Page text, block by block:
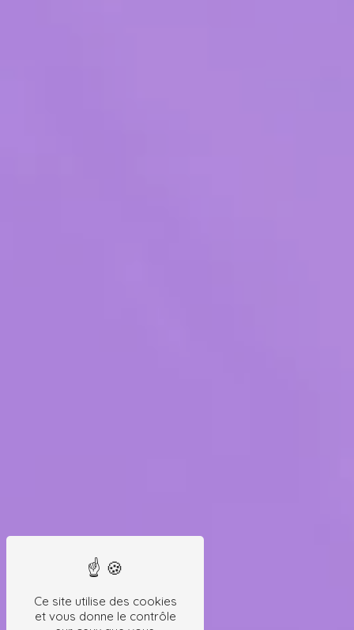
Ce site utilise des cookies
et vous donne le contrôle